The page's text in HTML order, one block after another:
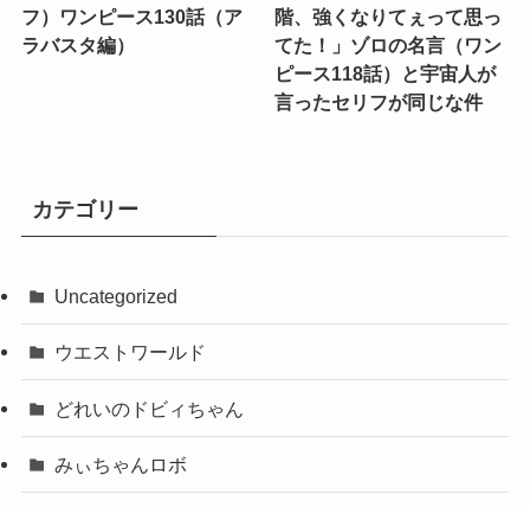
フ）ワンピース130話（ア
ラバスタ編）
階、強くなりてぇって思っ
てた！」ゾロの名言（ワン
ピース118話）と宇宙人が
言ったセリフが同じな件
カテゴリー
Uncategorized
ウエストワールド
どれいのドビィちゃん
みぃちゃんロボ